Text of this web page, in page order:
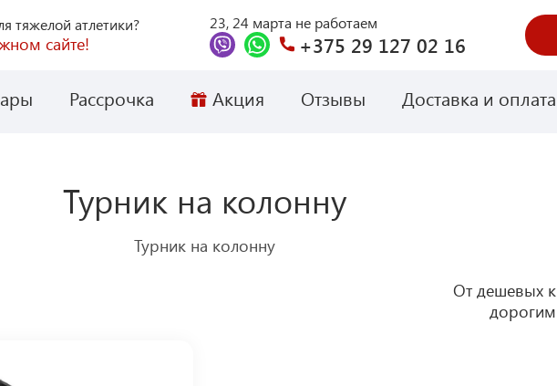
тяжелой атлетики?
сайте!
23, 24 марта не работаем
+375 29 127 02 16
Рассрочка Акция Отзывы Доставка и оплата
Турник на колонну
Турник на колонну
От дешевых к
дорогим